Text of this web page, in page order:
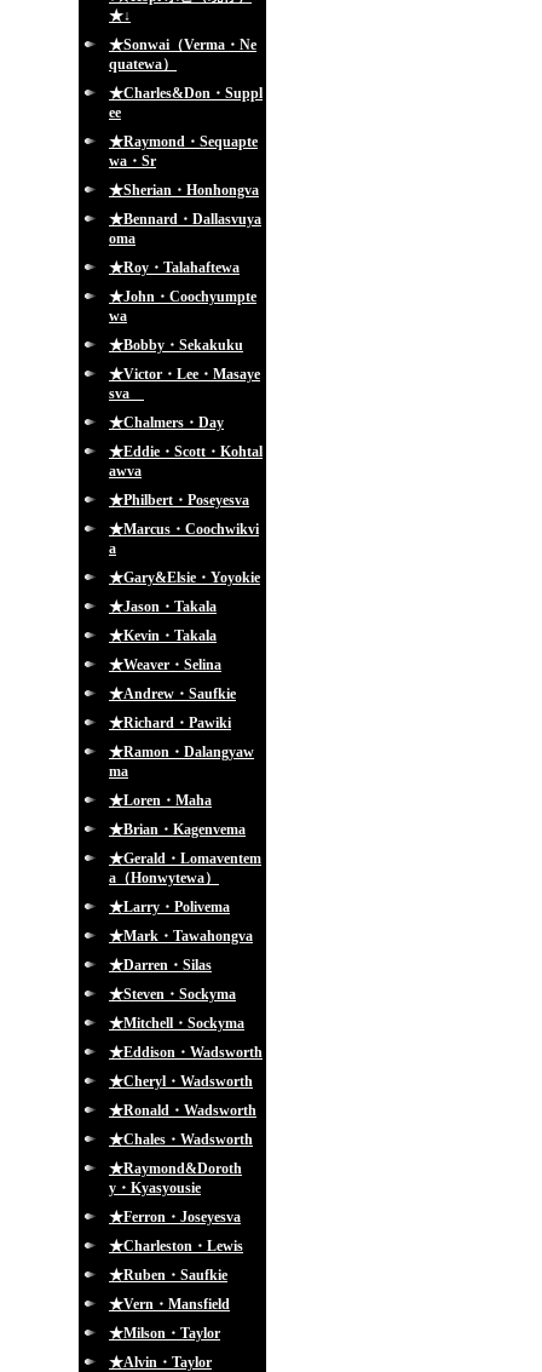
★↓
★Sonwai（Verma・Ne
quatewa）
★Charles&Don・Suppl
ee
★Raymond・Sequapte
wa・Sr
★Sherian・Honhongva
★Bennard・Dallasvuya
oma
★Roy・Talahaftewa
★John・Coochyumpte
wa
★Bobby・Sekakuku
★Victor・Lee・Masaye
sva
★Chalmers・Day
★Eddie・Scott・Kohtal
awva
★Philbert・Poseyesva
★Marcus・Coochwikvi
a
★Gary&Elsie・Yoyokie
★Jason・Takala
★Kevin・Takala
★Weaver・Selina
★Andrew・Saufkie
★Richard・Pawiki
★Ramon・Dalangyaw
ma
★Loren・Maha
★Brian・Kagenvema
★Gerald・Lomaventem
a（Honwytewa）
★Larry・Polivema
★Mark・Tawahongva
★Darren・Silas
★Steven・Sockyma
★Mitchell・Sockyma
★Eddison・Wadsworth
★Cheryl・Wadsworth
★Ronald・Wadsworth
★Chales・Wadsworth
★Raymond&Doroth
y・Kyasyousie
★Ferron・Joseyesva
★Charleston・Lewis
★Ruben・Saufkie
★Vern・Mansfield
★Milson・Taylor
★Alvin・Taylor